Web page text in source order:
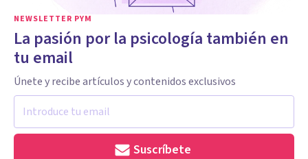
NEWSLETTER PYM
La pasión por la psicología también en
tu email
Únete y recibe artículos y contenidos exclusivos
Suscríbete